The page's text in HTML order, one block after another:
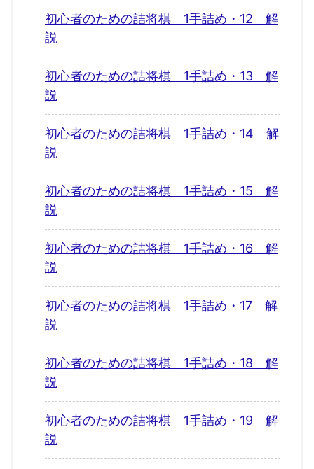
初心者のための詰将棋 1手詰め・12 解
説
初心者のための詰将棋 1手詰め・13 解
説
初心者のための詰将棋 1手詰め・14 解
説
初心者のための詰将棋 1手詰め・15 解
説
初心者のための詰将棋 1手詰め・16 解
説
初心者のための詰将棋 1手詰め・17 解
説
初心者のための詰将棋 1手詰め・18 解
説
初心者のための詰将棋 1手詰め・19 解
説